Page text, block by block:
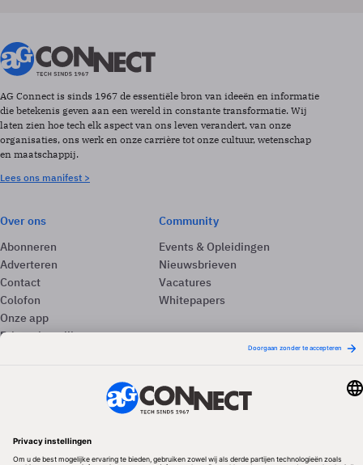
AG Connect is sinds 1967 de essentiële bron van ideeën en informatie
die betekenis geven aan een wereld in constante transformatie. Wij
laten zien hoe tech elk aspect van ons leven verandert, van onze
organisaties, ons werk en onze carrière tot onze cultuur, wetenschap
en maatschappij.
Lees ons manifest >
Over ons
Abonneren
Adverteren
Contact
Colofon
Onze app
Privacyinstellingen
Community
Events & Opleidingen
Nieuwsbrieven
Vacatures
Whitepapers
Redactionele partner